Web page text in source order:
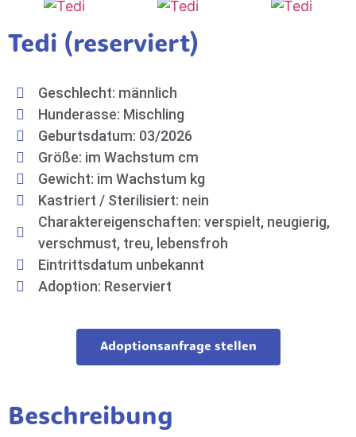
Tedi (reserviert)
Geschlecht: männlich
Hunderasse: Mischling
Geburtsdatum: 03/2026
Größe: im Wachstum cm
Gewicht: im Wachstum kg
Kastriert / Sterilisiert: nein
Charaktereigenschaften: verspielt, neugierig,
verschmust, treu, lebensfroh
Eintrittsdatum unbekannt
Adoption: Reserviert
Adoptionsanfrage stellen
Beschreibung